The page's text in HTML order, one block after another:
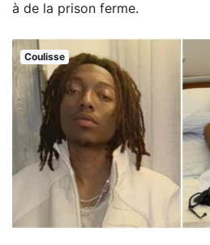
à de la prison ferme.
Coulisse